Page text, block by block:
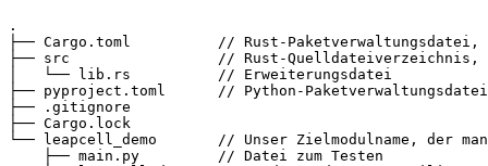
.
├── Cargo.toml          // Rust-
├── src                 // Rust-Quelldateiverzeichnis, in
│   └── lib.rs          // Erweiterungsdatei
├── pyproject.toml      // Python-
├── .gitignore
├── Cargo.lock
└── leapcell_demo       // Unser Zielmodulname, der
    ├── main.py         // Datei zum Testen